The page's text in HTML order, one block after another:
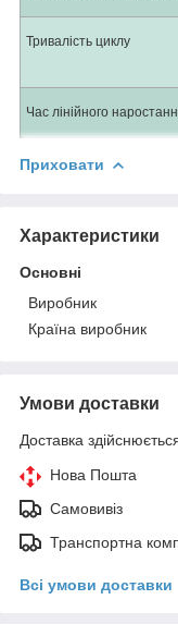
Тривалість циклу
Час лінійного
Приховати
Характеристики
Основні
Виробник
Країна виробник
Умови доставки
Доставка
Нова Пошта
Самовивіз
Транспортна
Всі умови доставки